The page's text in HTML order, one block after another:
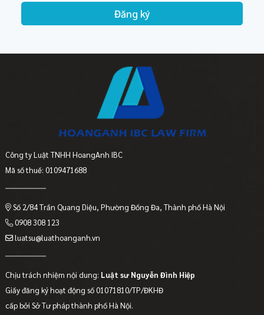
Đăng ký
Công ty Luật TNHH HoangAnh IBC
Mã số thuế: 0109471688
Số 2/84 Trần Quang Diệu, Phường Đống Đa, Thành phố Hà Nội
0908 308 123
luatsu@luathoanganh.vn
Chịu trách nhiệm nội dung: Luật sư Nguyễn Đình Hiệp
Giấy đăng ký hoạt động số 01071810/TP/ĐKHĐ
cấp bởi Sở Tư pháp thành phố Hà Nội.